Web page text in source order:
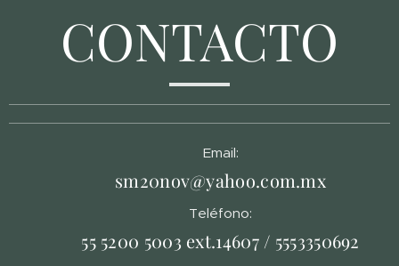
CONTACTO
Email:
sm20nov@yahoo.com.mx
Teléfono:
55 5200 5003 ext.14607 / 5553350692